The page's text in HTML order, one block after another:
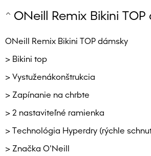
ONeill Remix Bikini
ONeill Remix Bikini TOP dámsky
> Bikini top
> Vystuženákonštrukcia
> Zapínanie na chrbte
> 2 nastaviteľné ramienka
> Technológia Hyperdry (rýchle
> Značka O'Neill